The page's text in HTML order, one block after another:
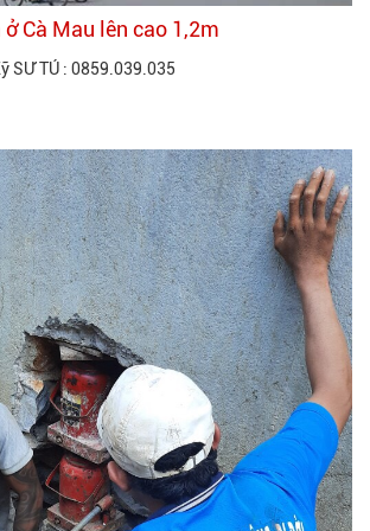
Cà Mau lên cao 1,2m
SƯ TÚ : 0859.039.035